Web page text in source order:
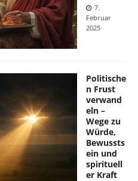
7.
Februar
2025
Politische
n Frust
verwand
eln –
Wege zu
Würde,
Bewussts
ein und
spirituell
er Kraft